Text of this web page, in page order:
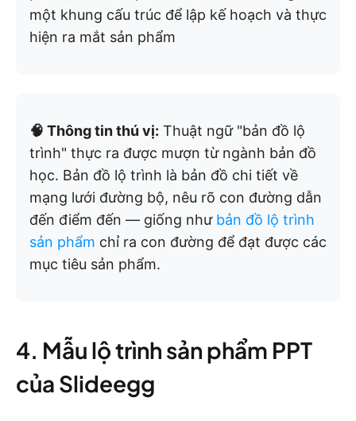
một khung cấu trúc để lập kế hoạch và thực
hiện ra mắt sản phẩm
🧠 Thông tin thú vị: Thuật ngữ "bản đồ lộ
trình" thực ra được mượn từ ngành bản đồ
học. Bản đồ lộ trình là bản đồ chi tiết về
mạng lưới đường bộ, nêu rõ con đường dẫn
đến điểm đến — giống như bản đồ lộ trình
sản phẩm chỉ ra con đường để đạt được các
mục tiêu sản phẩm.
4. Mẫu lộ trình sản phẩm PPT
của Slideegg